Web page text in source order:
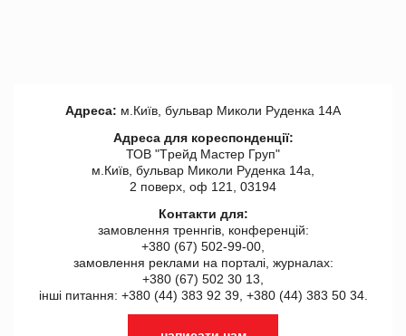
Адреса: м.Київ, бульвар Миколи Руденка 14А
Адреса для кореспонденції:
ТОВ "Tрейд Мастер Груп"
м.Київ, бульвар Миколи Руденка 14а,
2 поверх, оф 121, 03194
Контакти для:
замовлення треннгів, конференцій:
+380 (67) 502-99-00,
замовлення реклами на порталі, журналах:
+380 (67) 502 30 13,
інші питання: +380 (44) 383 92 39, +380 (44) 383 50 34.